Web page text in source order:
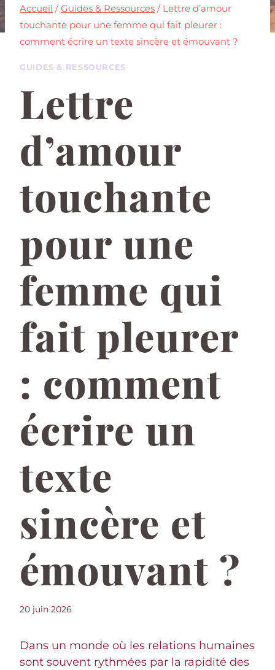
Accueil / Guides & Ressources / Lettre d’amour
touchante pour une femme qui fait pleurer :
comment écrire un texte sincère et émouvant ?
GUIDES & RESSOURCES
Lettre
d’amour
touchante
pour une
femme qui
fait pleurer
: comment
écrire un
texte
sincère et
émouvant ?
20 juin 2026
Dans un monde où les relations humaines
sont souvent rythmées par la rapidité des